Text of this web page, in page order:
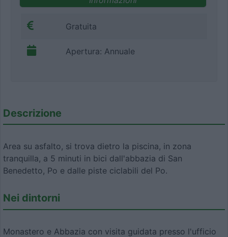
Gratuita
Apertura: Annuale
Descrizione
Area su asfalto, si trova dietro la piscina, in zona
tranquilla, a 5 minuti in bici dall'abbazia di San
Benedetto, Po e dalle piste ciclabili del Po.
Nei dintorni
Monastero e Abbazia con visita guidata presso l'ufficio